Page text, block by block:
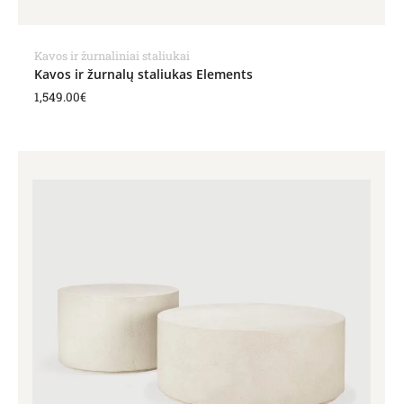
Kavos ir žurnaliniai staliukai
Kavos ir žurnalų staliukas Elements
1,549.00€